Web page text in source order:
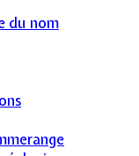
du nom